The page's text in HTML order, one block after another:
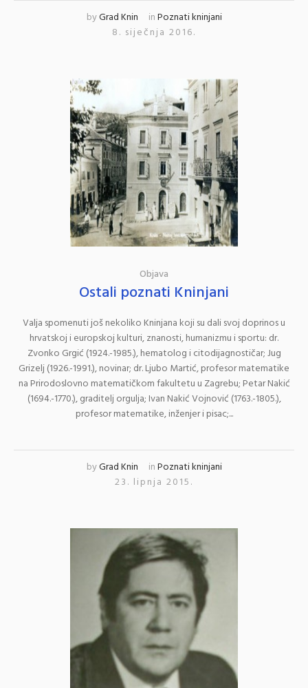
byGrad Knin inPoznati kninjani
8. siječnja 2016.
Objava
Ostali poznati Kninjani
Valja spomenuti još nekoliko Kninjana koji su dali svoj doprinos u
hrvatskoj i europskoj kulturi, znanosti, humanizmu i sportu: dr.
Zvonko Grgić (1924.-1985.), hematolog i citodijagnostičar; Jug
Grizelj (1926.-1991.), novinar; dr. Ljubo Martić, profesor matematike
na Prirodoslovno matematičkom fakultetu u Zagrebu; Petar Nakić
(1694.-1770.), graditelj orgulja; Ivan Nakić Vojnović (1763.-1805.),
profesor matematike, inženjer i pisac;...
byGrad Knin inPoznati kninjani
23. lipnja 2015.